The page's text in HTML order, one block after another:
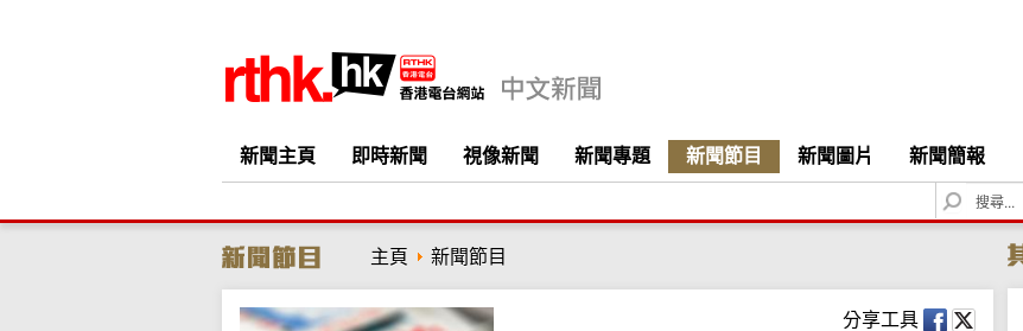
新聞主頁 即時新聞 視像新聞 新聞專題 新聞節目 新聞圖片 新聞簡報
S
e
c
h
主頁 新聞節目
分享工具